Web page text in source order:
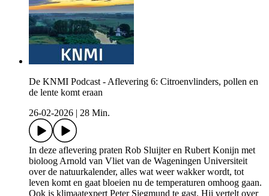
De KNMI Podcast - Aflevering 6: Citroenvlinders, pollen en
de lente komt eraan
26-02-2026
28 Min.
In deze aflevering praten Rob Sluijter en Rubert Konijn met
bioloog Arnold van Vliet van de Wageningen Universiteit
over de natuurkalender, alles wat weer wakker wordt, tot
leven komt en gaat bloeien nu de temperaturen omhoog gaan.
Ook is klimaatexpert Peter Siegmund te gast. Hij vertelt over